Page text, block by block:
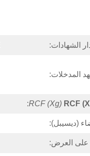
الشهادات:
المدخلات:
RCF (xg) RCF
:
(ديسيبل):
على العرض: